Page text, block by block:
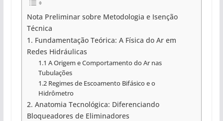
Nota Preliminar sobre Metodologia e Isenção
Técnica
1. Fundamentação Teórica: A Física do Ar em
Redes Hidráulicas
1.1 A Origem e Comportamento do Ar nas
Tubulações
1.2 Regimes de Escoamento Bifásico e o
Hidrômetro
2. Anatomia Tecnológica: Diferenciando
Bloqueadores de Eliminadores